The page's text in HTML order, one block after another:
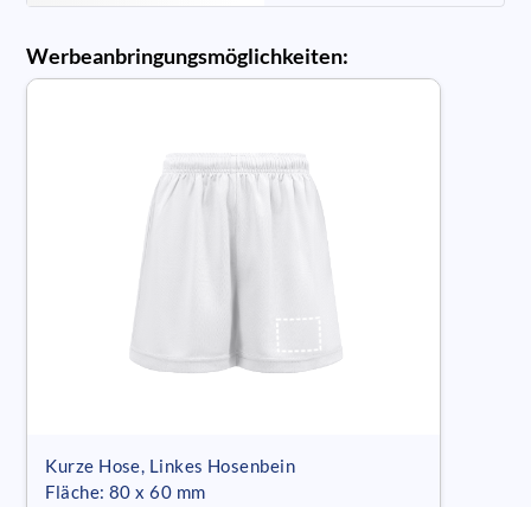
Werbeanbringungsmöglichkeiten:
Kurze Hose, Linkes Hosenbein
Fläche: 80 x 60 mm